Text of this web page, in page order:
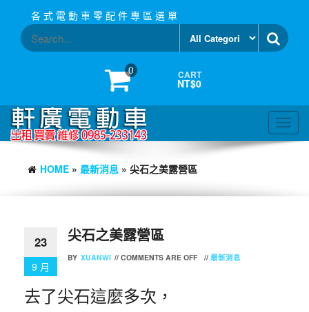
content
各 式 電 動 車 零 配 件 專 區 選 單
0 CART
NT$0
HOME » 最新消息 » 尖石之美露營區
23
9 月
尖石之美露營區
BY XUANWI // COMMENTS ARE OFF // 最新消息
去了尖石這麼多次，